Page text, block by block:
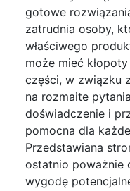
gotowe
zatrudnia osoby,
właściwego
może mieć
części, w związku
na rozmaite
doświadczenie i
pomocna dla
Przedstawiana
ostatnio poważnie
wygodę